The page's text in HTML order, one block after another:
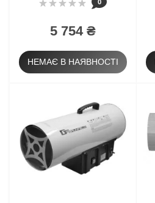
5 754 ₴
НЕМАЄ В НАЯВНОСТІ